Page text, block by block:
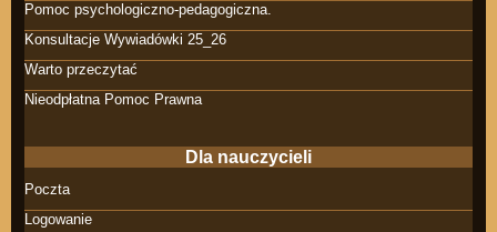
Pomoc psychologiczno-pedagogiczna.
Konsultacje Wywiadówki 25_26
Warto przeczytać
Nieodpłatna Pomoc Prawna
Dla nauczycieli
Poczta
Logowanie